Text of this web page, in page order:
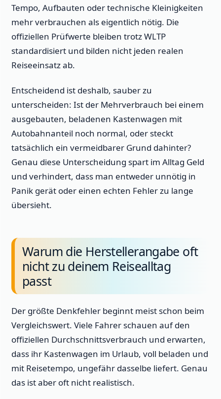
Tempo, Aufbauten oder technische Kleinigkeiten
mehr verbrauchen als eigentlich nötig. Die
offiziellen Prüfwerte bleiben trotz WLTP
standardisiert und bilden nicht jeden realen
Reiseeinsatz ab.
Entscheidend ist deshalb, sauber zu
unterscheiden: Ist der Mehrverbrauch bei einem
ausgebauten, beladenen Kastenwagen mit
Autobahnanteil noch normal, oder steckt
tatsächlich ein vermeidbarer Grund dahinter?
Genau diese Unterscheidung spart im Alltag Geld
und verhindert, dass man entweder unnötig in
Panik gerät oder einen echten Fehler zu lange
übersieht.
Warum die Herstellerangabe oft
nicht zu deinem Reisealltag
passt
Der größte Denkfehler beginnt meist schon beim
Vergleichswert. Viele Fahrer schauen auf den
offiziellen Durchschnittsverbrauch und erwarten,
dass ihr Kastenwagen im Urlaub, voll beladen und
mit Reisetempo, ungefähr dasselbe liefert. Genau
das ist aber oft nicht realistisch.